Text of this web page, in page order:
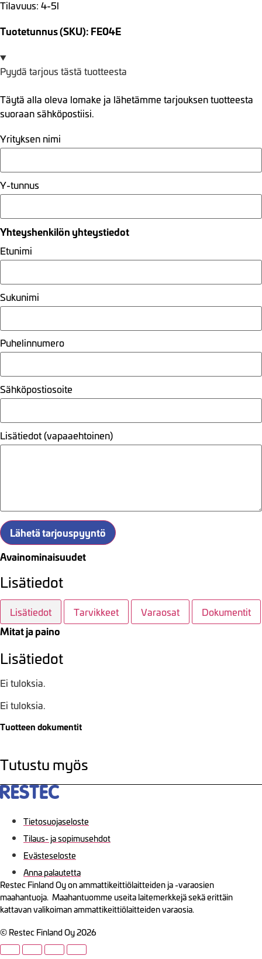
Tilavuus: 4-5l
Tuotetunnus (SKU): FE04E
Pyydä tarjous tästä tuotteesta
Täytä alla oleva lomake ja lähetämme tarjouksen tuotteesta
suoraan sähköpostiisi.
Yrityksen nimi
Y-tunnus
Yhteyshenkilön yhteystiedot
Etunimi
Sukunimi
Puhelinnumero
Sähköpostiosoite
Lisätiedot (vapaaehtoinen)
Lähetä tarjouspyyntö
Avainominaisuudet
Lisätiedot
Lisätiedot Tarvikkeet Varaosat Dokumentit
Mitat ja paino
Lisätiedot
Ei tuloksia.
Ei tuloksia.
Tuotteen dokumentit
Tutustu myös
Tietosuojaseloste
Tilaus- ja sopimusehdot
Evästeseloste
Anna palautetta
Restec Finland Oy on ammattikeittiölaitteiden ja -varaosien
maahantuoja. Maahantuomme useita laitemerkkejä sekä erittäin
kattavan valikoiman ammattikeittiölaitteiden varaosia.
© Restec Finland Oy 2026